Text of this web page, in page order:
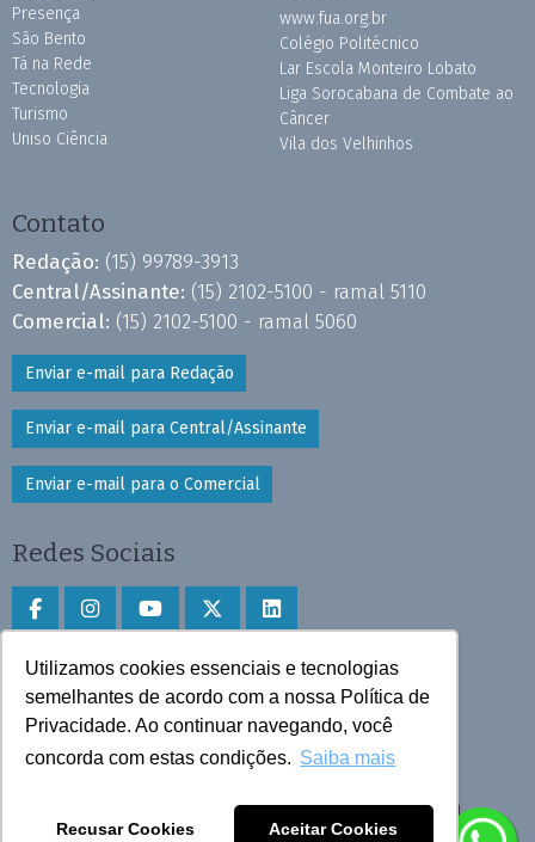
Utilizamos cookies essenciais e tecnologias
semelhantes de acordo com a nossa Política de
Privacidade. Ao continuar navegando, você
concorda com estas condições. Saiba mais
Recusar Cookies Aceitar Cookies
Presença
São Bento
Tá na Rede
Tecnologia
Turismo
Uniso Ciência
www.fua.org.br
Colégio Politécnico
Lar Escola Monteiro Lobato
Liga Sorocabana de Combate ao
Câncer
Vila dos Velhinhos
Contato
Redação: (15) 99789-3913
Central/Assinante: (15) 2102-5100 - ramal 5110
Comercial: (15) 2102-5100 - ramal 5060
Enviar e-mail para Redação
Enviar e-mail para Central/Assinante
Enviar e-mail para o Comercial
Redes Sociais
Faça download do aplicativo
Play Store e App Store
Todos os direitos reservados © 2025 Cruzeiro do Sul